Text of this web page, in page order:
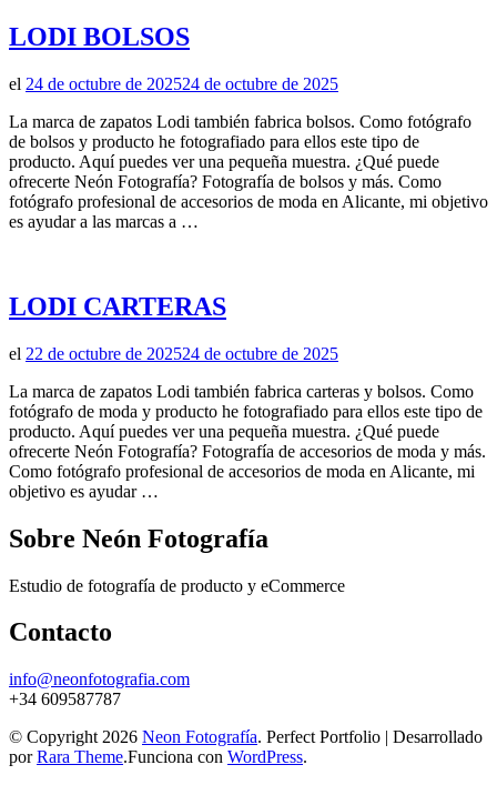
LODI BOLSOS
el 24 de octubre de 202524 de octubre de 2025
La marca de zapatos Lodi también fabrica bolsos. Como fotógrafo
de bolsos y producto he fotografiado para ellos este tipo de
producto. Aquí puedes ver una pequeña muestra. ¿Qué puede
ofrecerte Neón Fotografía? Fotografía de bolsos y más. Como
fotógrafo profesional de accesorios de moda en Alicante, mi objetivo
es ayudar a las marcas a …
LODI CARTERAS
el 22 de octubre de 202524 de octubre de 2025
La marca de zapatos Lodi también fabrica carteras y bolsos. Como
fotógrafo de moda y producto he fotografiado para ellos este tipo de
producto. Aquí puedes ver una pequeña muestra. ¿Qué puede
ofrecerte Neón Fotografía? Fotografía de accesorios de moda y más.
Como fotógrafo profesional de accesorios de moda en Alicante, mi
objetivo es ayudar …
Sobre Neón Fotografía
Estudio de fotografía de producto y eCommerce
Contacto
info@neonfotografia.com
+34 609587787
© Copyright 2026 Neon Fotografía. Perfect Portfolio | Desarrollado
porRara Theme.Funciona con WordPress.